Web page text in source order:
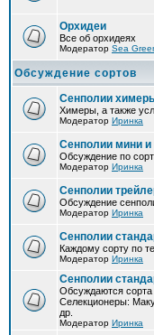
Орхидеи
Все об орхидеях
Модератор Sea
Обсуждение сортов
Сенполии
Химеры, а также
Модератор Иринка
Сенполии мини
Обсуждение по
Модератор Иринка
Сенполии
Обсуждение
Модератор Иринка
Сенполии
Каждому сорту по
Модератор Иринка
Сенполии
Обсуждаются
Селекционеры:
др.
Модератор Иринка